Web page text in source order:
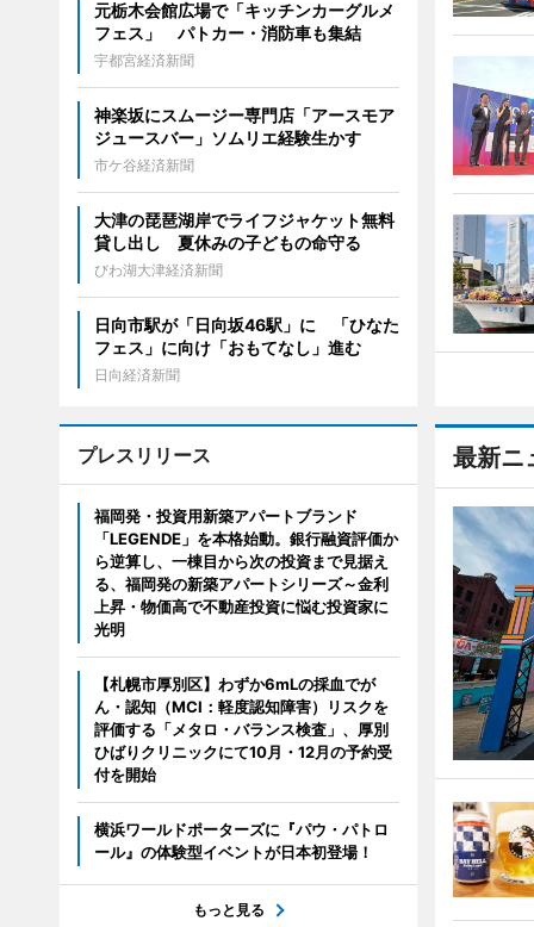
最新ニ
元栃木会館広場で「キッチンカーグルメ
フェス」 パトカー・消防車も集結
宇都宮経済新聞
神楽坂にスムージー専門店「アースモア
ジュースバー」ソムリエ経験生かす
市ケ谷経済新聞
大津の琵琶湖岸でライフジャケット無料
貸し出し 夏休みの子どもの命守る
びわ湖大津経済新聞
日向市駅が「日向坂46駅」に 「ひなた
フェス」に向け「おもてなし」進む
日向経済新聞
プレスリリース
福岡発・投資用新築アパートブランド
「LEGENDE」を本格始動。銀行融資評価か
ら逆算し、一棟目から次の投資まで見据え
る、福岡発の新築アパートシリーズ～金利
上昇・物価高で不動産投資に悩む投資家に
光明
【札幌市厚別区】わずか6mLの採血でが
ん・認知（MCI：軽度認知障害）リスクを
評価する「メタロ・バランス検査」、厚別
ひばりクリニックにて10月・12月の予約受
付を開始
横浜ワールドポーターズに『パウ・パトロ
ール』の体験型イベントが日本初登場！
もっと見る